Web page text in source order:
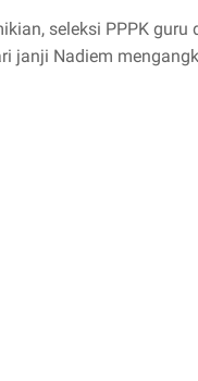
seleksi PPPK
janji Nadiem